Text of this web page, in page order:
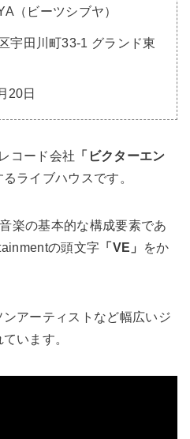
（ビーツシブヤ）
宇田川町33-1 グランド東
20日
コード会社 「ビクターエン
ライブハウスです。
楽の基本的な構成要素であ
の頭文字 「VE」
をか
アーティストなど幅広いジ
います。